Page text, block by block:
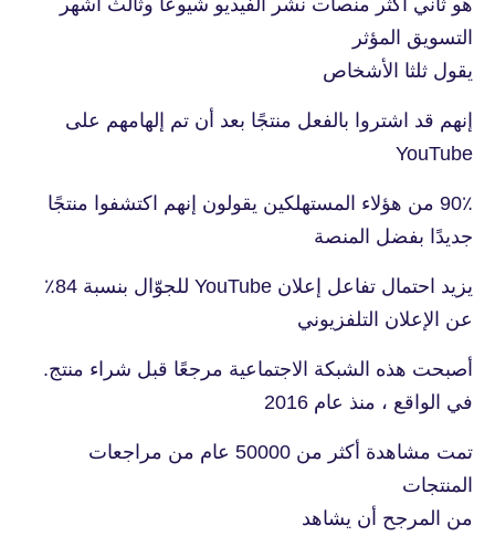
التسويق المؤثر
يقول ثلثا الأشخاص
إنهم قد اشتروا بالفعل منتجًا بعد أن تم إلهامهم على
YouTube
90٪ من هؤلاء المستهلكين يقولون إنهم اكتشفوا منتجًا
جديدًا بفضل المنصة
يزيد احتمال تفاعل إعلان YouTube للجوّال بنسبة 84٪
عن الإعلان التلفزيوني
أصبحت هذه الشبكة الاجتماعية مرجعًا قبل شراء منتج.
في الواقع ، منذ عام 2016
تمت مشاهدة أكثر من 50000 عام من مراجعات
المنتجات
من المرجح أن يشاهد